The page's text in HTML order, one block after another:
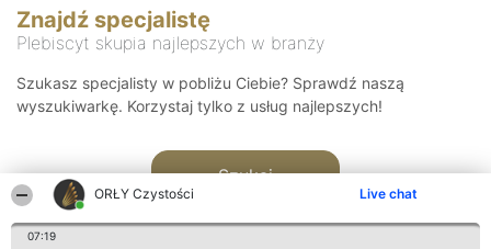
ORŁY Czystości Live chat
07:19
Znajdź specjalistę
Plebiscyt skupia najlepszych w branży
Szukasz specjalisty w pobliżu Ciebie? Sprawdź naszą
wyszukiwarkę. Korzystaj tylko z usług najlepszych!
Szukaj